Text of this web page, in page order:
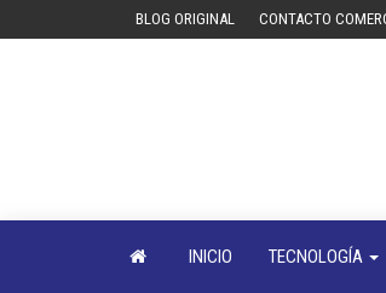
BLOG ORIGINAL CONTACTO
INICIO TECNOLOGÍA